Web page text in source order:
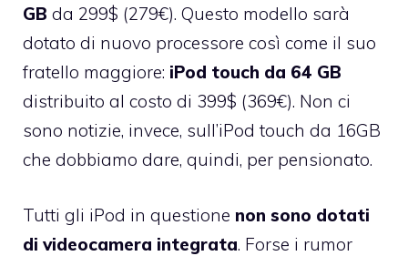
GB da 299$ (279€). Questo modello sarà
dotato di nuovo processore così come il suo
fratello maggiore: iPod touch da 64 GB
distribuito al costo di 399$ (369€). Non ci
sono notizie, invece, sull’iPod touch da 16GB
che dobbiamo dare, quindi, per pensionato.
Tutti gli iPod in questione non sono dotati
di videocamera integrata. Forse i rumor